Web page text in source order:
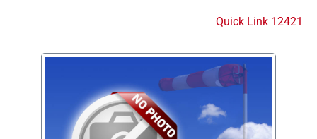
Quick Link 12421
Bildergalerie überspringen